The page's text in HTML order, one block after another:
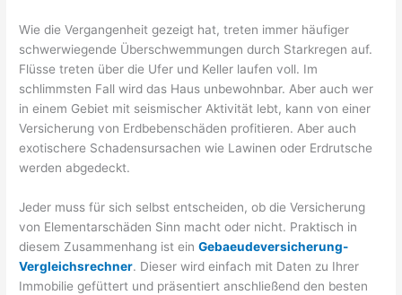
Wie die Vergangenheit gezeigt hat, treten immer häufiger
schwerwiegende Überschwemmungen durch Starkregen auf.
Flüsse treten über die Ufer und Keller laufen voll. Im
schlimmsten Fall wird das Haus unbewohnbar. Aber auch wer
in einem Gebiet mit seismischer Aktivität lebt, kann von einer
Versicherung von Erdbebenschäden profitieren. Aber auch
exotischere Schadensursachen wie Lawinen oder Erdrutsche
werden abgedeckt.
Jeder muss für sich selbst entscheiden, ob die Versicherung
von Elementarschäden Sinn macht oder nicht. Praktisch in
diesem Zusammenhang ist einGebaeudeversicherung-
Vergleichsrechner. Dieser wird einfach mit Daten zu Ihrer
Immobilie gefüttert und präsentiert anschließend den besten